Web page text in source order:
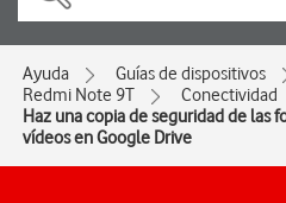
Ayuda Guías de dispositivos
Redmi Note 9T
Conectividad
Haz una copia de seguridad de las
vídeos en Google Drive